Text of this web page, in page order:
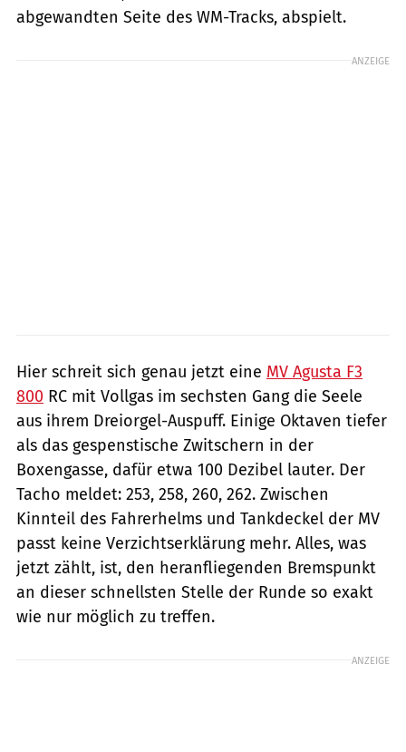
abgewandten Seite des WM-Tracks, abspielt.
ANZEIGE
Hier schreit sich genau jetzt eine MV Agusta F3
800 RC mit Vollgas im sechsten Gang die Seele
aus ihrem Dreiorgel-Auspuff. Einige Oktaven tiefer
als das gespenstische Zwitschern in der
Boxengasse, dafür etwa 100 Dezibel lauter. Der
Tacho meldet: 253, 258, 260, 262. Zwischen
Kinnteil des Fahrerhelms und Tankdeckel der MV
passt keine Verzichtserklärung mehr. Alles, was
jetzt zählt, ist, den heranfliegenden Bremspunkt
an dieser schnellsten Stelle der Runde so exakt
wie nur möglich zu treffen.
ANZEIGE